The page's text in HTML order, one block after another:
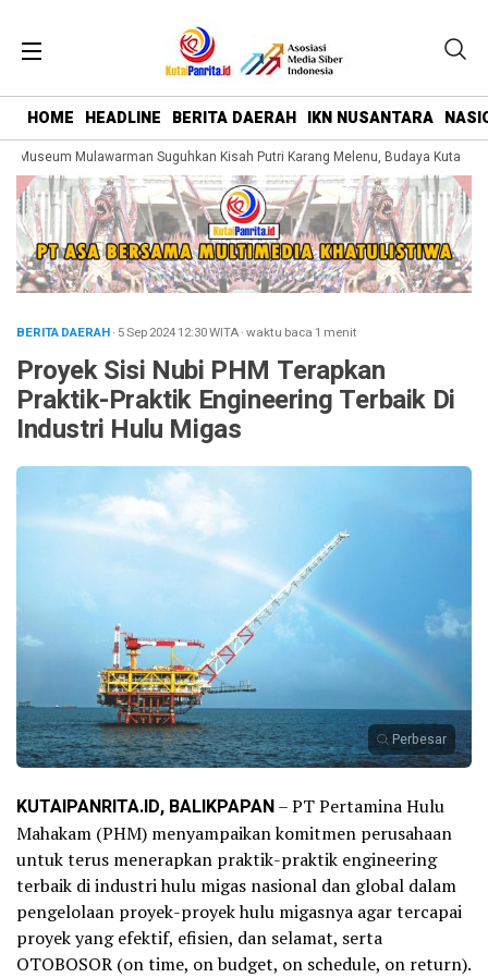
HOME HEADLINE BERITA DAERAH IKN NUSANTARA
Mulawarman Suguhkan Kisah Putri Karang Melenu, Budaya Kutai
BERITA DAERAH· 5 Sep 202412:30WITA·waktu baca 1 menit
Proyek Sisi Nubi PHM Terapkan
Praktik-Praktik Engineering Terbaik Di
Industri Hulu Migas
Perbesar
KUTAIPANRITA.ID, BALIKPAPAN– PT Pertamina Hulu
Mahakam (PHM) menyampaikan komitmen perusahaan
untuk terus menerapkan praktik-praktik engineering
terbaik di industri hulu migas nasional dan global dalam
pengelolaan proyek-proyek hulu migasnya agar tercapai
proyek yang efektif, efisien, dan selamat, serta
OTOBOSOR (on time, on budget, on schedule, on return).